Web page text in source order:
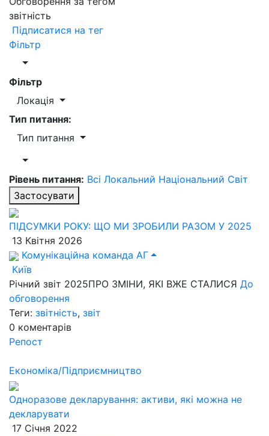
звітність
Підписатися на тег
Фільтр
Фільтр
Локація
Тип питання:
Тип питання
Рівень питання: Всі Локальний Національний Світ
Застосувати
ПІДСУМКИ РОКУ: ЩО МИ ЗРОБИЛИ РАЗОМ У 2025
13 Квітня 2026
Комунікаційна команда АГ
Київ
Річний звіт 2025ПРО ЗМІНИ, ЯКІ ВЖЕ СТАЛИСЯ До
обговорення
Теги: звітність, звіт
0 коментарів
Репост
Економіка/Підприємництво
Одноразове декларування: активи, які можна не
декларувати
17 Січня 2022